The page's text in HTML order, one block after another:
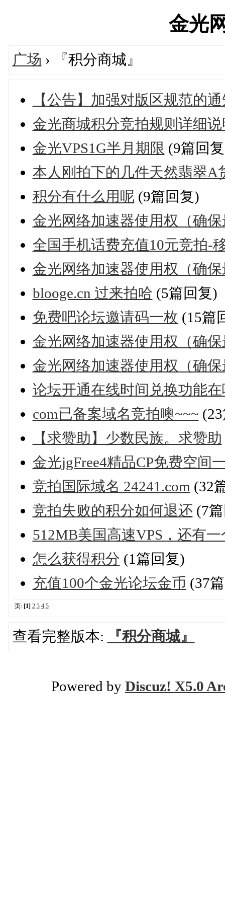
金光
广场 › 『积分商城』
【公告】加强对版区规范的
金光商城积分竞拍规则详细说
金光VPS1G半月期限 (9篇回
本人刚拍下的几件天然翡翠A
积分有什么用呢 (9篇回复)
金光网络加速器使用权（确
全国手机话费充值10元竞拍-
金光网络加速器使用权（确
blooge.cn 过来拍哈 (5篇回复)
免费吧论坛邀请码一枚 (15篇
金光网络加速器使用权（确
金光网络加速器使用权（确
论坛开通在线时间兑换功能
com已备案域名竞拍噢~~~
【求赞助】少数民族。求赞助
金光jgFree4精品CP免费空间
竞拍国际域名 24241.com (32
竞拍失败的积分如何退还 (7
512MB美国高速VPS，还有
怎么获得积分 (1篇回复)
充值100个金光论坛金币 (37
页: [1] 2 3 4 5
查看完整版本: 『积分商城』
Powered by Discuz! X5.0